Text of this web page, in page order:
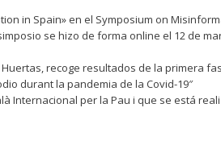
in Spain» en el Symposium on
se hizo de forma online el 12 de
recoge resultados de la primera
durant la pandemia de la Covid-19″
Internacional per la Pau i que se está